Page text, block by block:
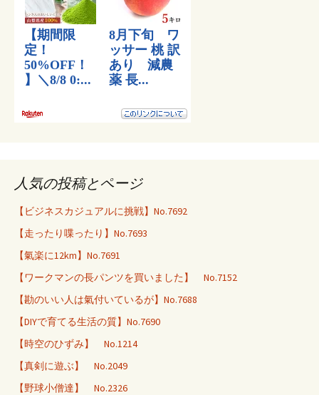
人気の投稿とページ
【ビジネスカジュアルに挑戦】No.7692
【走ったり喋ったり】No.7693
【氣楽に12km】No.7691
【ワークマンの長パンツを買いました】 No.7152
【勘のいい人は氣付いているが】No.7688
【DIYで育てる生活の質】No.7690
【時空のひずみ】 No.1214
【真剣に遊ぶ】 No.2049
【野球小僧達】 No.2326